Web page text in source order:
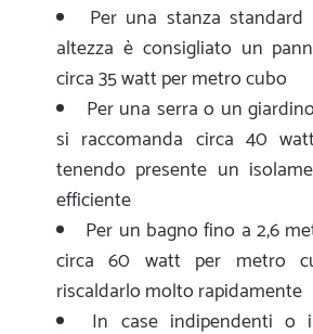
Per una stanza
altezza è consigliato un
circa 35 watt per metro cubo
Per una serra o un
si raccomanda circa 40
tenendo presente un
efficiente
Per un bagno fino a 2,6
circa 60 watt per metro
riscaldarlo molto rapidamente
In case indipendenti o